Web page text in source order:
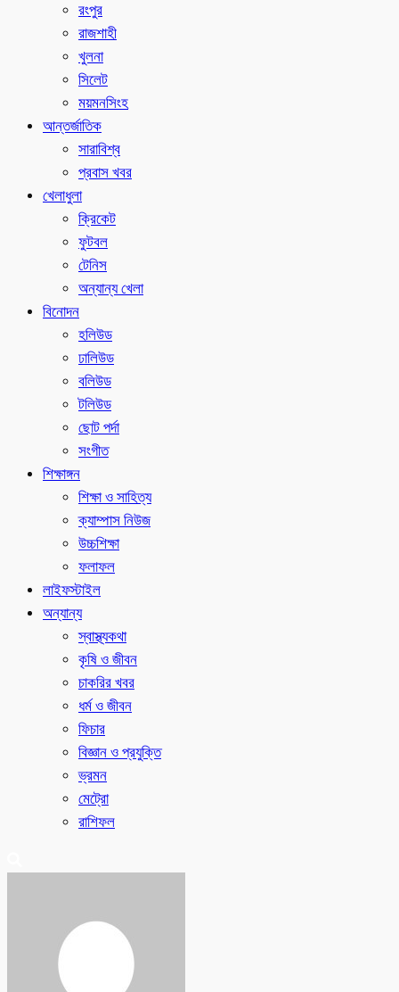
রংপুর
রাজশাহী
খুলনা
সিলেট
ময়মনসিংহ
আন্তর্জাতিক
সারাবিশ্ব
প্রবাস খবর
খেলাধুলা
ক্রিকেট
ফুটবল
টেনিস
অন্যান্য খেলা
বিনোদন
হলিউড
ঢালিউড
বলিউড
টলিউড
ছোট পর্দা
সংগীত
শিক্ষাঙ্গন
শিক্ষা ও সাহিত্য
ক্যাম্পাস নিউজ
উচ্চশিক্ষা
ফলাফল
লাইফস্টাইল
অন্যান্য
স্বাস্থ্যকথা
কৃষি ও জীবন
চাকরির খবর
ধর্ম ও জীবন
ফিচার
বিজ্ঞান ও প্রযুক্তি
ভ্রমন
মেট্রো
রাশিফল